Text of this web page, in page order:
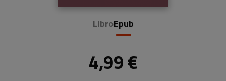
LibroEpub
4,99 €